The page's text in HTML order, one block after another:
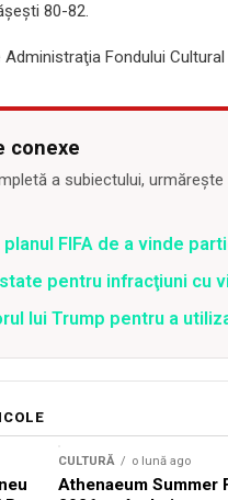
80-82.
Fondului
conexe
a subiectului,
FIFA de a vinde
pentru infracţiuni cu
lui Trump pentru a
CULTURĂ o lună ago
Athenaeum Summer